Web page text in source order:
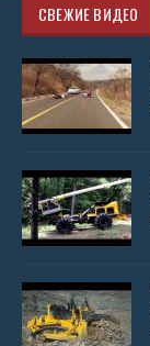
СВЕЖИЕ ВИДЕО